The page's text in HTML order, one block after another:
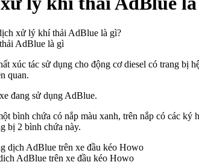
xử lý khí thải AdBlue là gì?
xúc tác sử dụng cho động cơ diesel có trang bị
quan.
đang sử dụng AdBlue.
bình chứa có nắp màu xanh, trên nắp có các
bị 2 bình chứa này.
AdBlue trên xe đầu kéo Howo